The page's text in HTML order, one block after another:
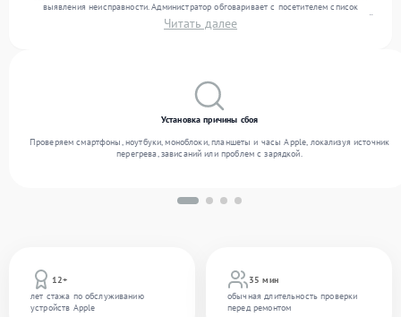
выявления неисправности. Администратор обговаривает с посетителем список
нужных услуг и цену. Только потом техники осуществляют восстановление с заменой
запчастей по необходимости. По окончании работ их качество подтверждается
Читать далее
12+
лет стажа по обслуживанию
устройств Apple
35 мин
обычная длительность проверки
перед ремонтом
Установка причины сбоя
Проверяем смартфоны, ноутбуки, моноблоки, планшеты и часы Apple, локализуя источник
перегрева, зависаний или проблем с зарядкой.